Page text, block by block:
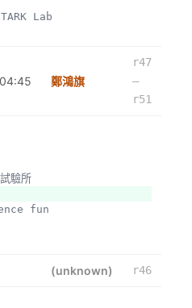
STARK Lab
鄭鴻旗
r47
–
r51
驗所
fun
(unknown)
r46